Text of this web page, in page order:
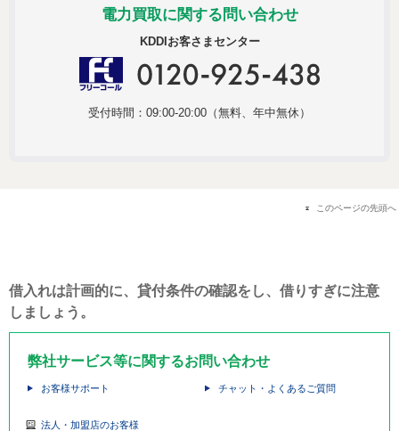
電力買取に関する問い合わせ
KDDIお客さまセンター
受付時間：09:00-20:00（無料、年中無休）
このページの先頭へ
借入れは計画的に、貸付条件の確認をし、借りすぎに注意
しましょう。
弊社サービス等に関するお問い合わせ
お客様サポート チャット・よくあるご質問
法人・加盟店のお客様